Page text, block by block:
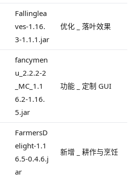
Fallinglea
ves-1.16.
3-1.1.1.jar
优化 _ 落叶效果
fancymen
u_2.2.2-2
_MC_1.1
6.2-1.16.
5.jar
功能 _ 定制 GUI
FarmersD
elight-1.1
6.5-0.4.6.j
ar
新增 _ 耕作与烹饪